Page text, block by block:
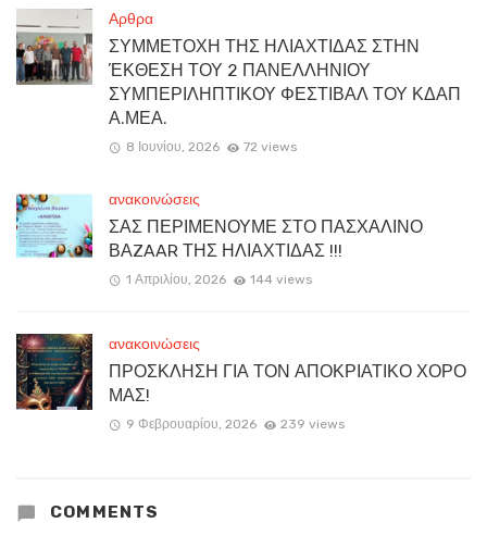
Αρθρα
ΣΥΜΜΕΤΟΧΗ ΤΗΣ ΗΛΙΑΧΤΙΔΑΣ ΣΤΗΝ
ΈΚΘΕΣΗ ΤΟΥ 2 ΠΑΝΕΛΛΗΝΙΟΥ
ΣΥΜΠΕΡΙΛΗΠΤΙΚΟΥ ΦΕΣΤΙΒΑΛ ΤΟΥ ΚΔΑΠ
Α.ΜΕΑ.
8 Ιουνίου, 2026 72 views
ανακοινώσεις
ΣΑΣ ΠΕΡΙΜΕΝΟΥΜΕ ΣΤΟ ΠΑΣΧΑΛΙΝΟ
ΒΑZAAR ΤΗΣ ΗΛΙΑΧΤΙΔΑΣ !!!
1 Απριλίου, 2026 144 views
ανακοινώσεις
ΠΡΟΣΚΛΗΣΗ ΓΙΑ ΤΟΝ ΑΠΟΚΡΙΑΤΙΚΟ ΧΟΡΟ
ΜΑΣ!
9 Φεβρουαρίου, 2026 239 views
COMMENTS